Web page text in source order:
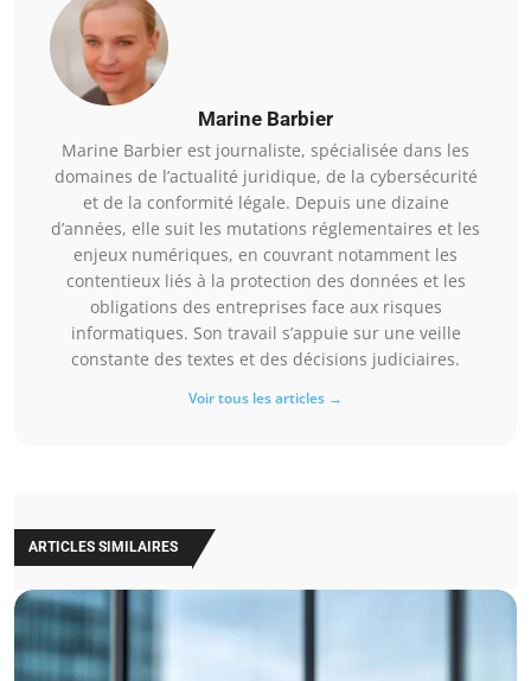
Marine Barbier
Marine Barbier est journaliste, spécialisée dans les
domaines de l’actualité juridique, de la cybersécurité
et de la conformité légale. Depuis une dizaine
d’années, elle suit les mutations réglementaires et les
enjeux numériques, en couvrant notamment les
contentieux liés à la protection des données et les
obligations des entreprises face aux risques
informatiques. Son travail s’appuie sur une veille
constante des textes et des décisions judiciaires.
Voir tous les articles →
ARTICLES SIMILAIRES